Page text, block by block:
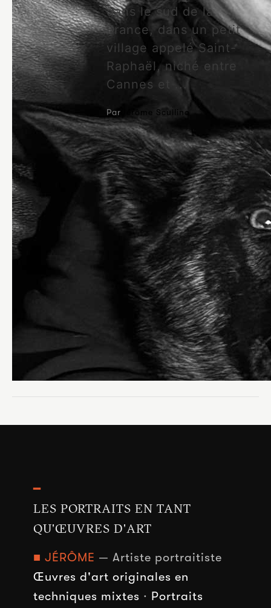
dans le sud de la
France, dans un petit
village appelé Saint-
Raphaël, niché entre
Cannes et ...
Par Jérôme Scullino
━
LES PORTRAITS EN TANT
QU'ŒUVRES D'ART
■ JÉRÔME — Artiste portraitiste
Œuvres d'art originales en
techniques mixtes · Portraits